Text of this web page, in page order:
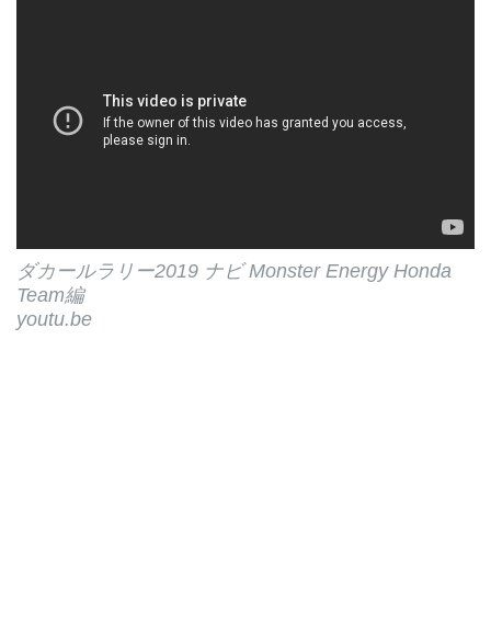
ダカールラリー2019 ナビ Monster Energy Honda
Team編
youtu.be